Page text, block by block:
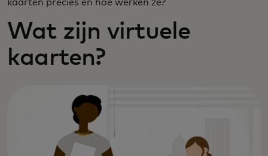
kaarten precies en hoe werken ze?
Wat zijn virtuele
kaarten?